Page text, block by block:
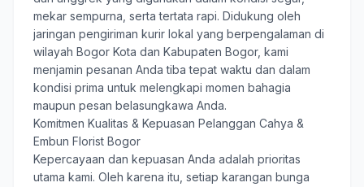
mekar sempurna, serta tertata rapi. Didukung oleh
jaringan pengiriman kurir lokal yang berpengalaman di
wilayah Bogor Kota dan Kabupaten Bogor, kami
menjamin pesanan Anda tiba tepat waktu dan dalam
kondisi prima untuk melengkapi momen bahagia
maupun pesan belasungkawa Anda.
Komitmen Kualitas & Kepuasan Pelanggan Cahya &
Embun Florist Bogor
Kepercayaan dan kepuasan Anda adalah prioritas
utama kami. Oleh karena itu, setiap karangan bunga